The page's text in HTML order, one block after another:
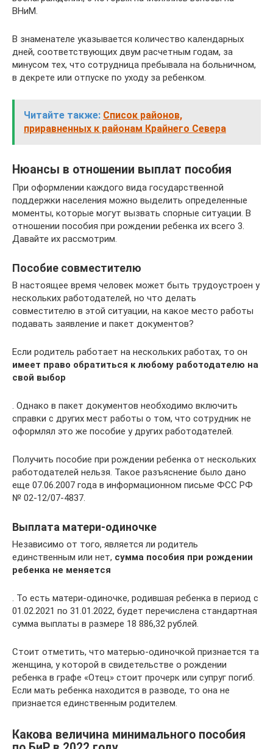
ВНиМ.
В знаменателе указывается количество календарных
дней, соответствующих двум расчетным годам, за
минусом тех, что сотрудница пребывала на больничном,
в декрете или отпуске по уходу за ребенком.
Читайте также: Список районов,
приравненных к районам Крайнего Севера
Нюансы в отношении выплат пособия
При оформлении каждого вида государственной
поддержки населения можно выделить определенные
моменты, которые могут вызвать спорные ситуации. В
отношении пособия при рождении ребенка их всего 3.
Давайте их рассмотрим.
Пособие совместителю
В настоящее время человек может быть трудоустроен у
нескольких работодателей, но что делать
совместителю в этой ситуации, на какое место работы
подавать заявление и пакет документов?
Если родитель работает на нескольких работах, то он
имеет право обратиться к любому работодателю на
свой выбор
. Однако в пакет документов необходимо включить
справки с других мест работы о том, что сотрудник не
оформлял это же пособие у других работодателей.
Получить пособие при рождении ребенка от нескольких
работодателей нельзя. Такое разъяснение было дано
еще 07.06.2007 года в информационном письме ФСС РФ
№ 02-12/07-4837.
Выплата матери-одиночке
Независимо от того, является ли родитель
единственным или нет, сумма пособия при рождении
ребенка не меняется
. То есть матери-одиночке, родившая ребенка в период с
01.02.2021 по 31.01.2022, будет перечислена стандартная
сумма выплаты в размере 18 886,32 рублей.
Стоит отметить, что матерью-одиночкой признается та
женщина, у которой в свидетельстве о рождении
ребенка в графе «Отец» стоит прочерк или супруг погиб.
Если мать ребенка находится в разводе, то она не
признается единственным родителем.
Какова величина минимального пособия